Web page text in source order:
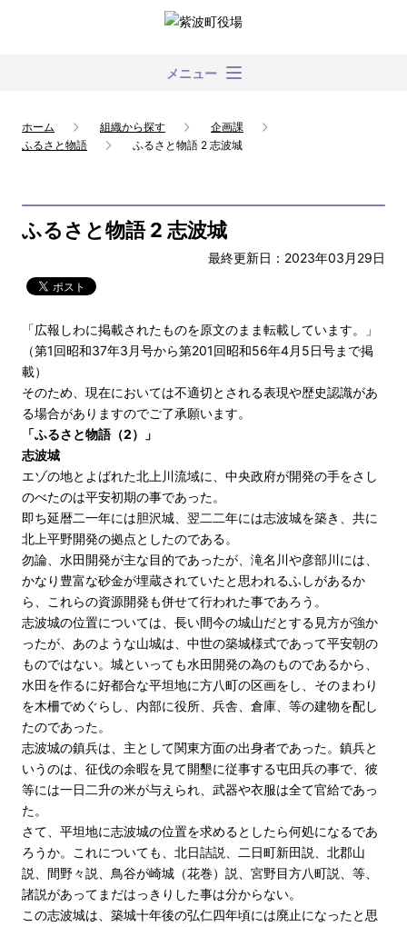
メニュー
ホーム 組織から探す
企画課
ふるさと物語
ふるさと物語 2 志波城
ふるさと物語 2 志波城
最終更新日：2023年03月29日
「広報しわに掲載されたものを原文のまま転載しています。」
（第1回昭和37年3月号から第201回昭和56年4月5日号まで掲
載）
そのため、現在においては不適切とされる表現や歴史認識があ
る場合がありますのでご了承願います。
「ふるさと物語（2）」
志波城
エゾの地とよばれた北上川流域に、中央政府が開発の手をさし
のべたのは平安初期の事であった。
即ち延暦二一年には胆沢城、翌二二年には志波城を築き、共に
北上平野開発の拠点としたのである。
勿論、水田開発が主な目的であったが、滝名川や彦部川には、
かなり豊富な砂金が埋蔵されていたと思われるふしがあるか
ら、これらの資源開発も併せて行われた事であろう。
志波城の位置については、長い間今の城山だとする見方が強か
ったが、あのような山城は、中世の築城様式であって平安朝の
ものではない。城といっても水田開発の為のものであるから、
水田を作るに好都合な平坦地に方八町の区画をし、そのまわり
を木柵でめぐらし、内部に役所、兵舎、倉庫、等の建物を配し
たのであった。
志波城の鎮兵は、主として関東方面の出身者であった。鎮兵と
いうのは、征伐の余暇を見て開墾に従事する屯田兵の事で、彼
等には一日二升の米が与えられ、武器や衣服は全て官給であっ
た。
さて、平坦地に志波城の位置を求めるとしたら何処になるであ
ろうか。これについても、北日詰説、二日町新田説、北郡山
説、間野々説、鳥谷が崎城（花巻）説、宮野目方八町説、等、
諸説があってまだはっきりした事は分からない。
この志波城は、築城十年後の弘仁四年頃には廃止になったと思